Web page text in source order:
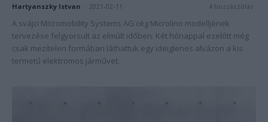
Hartyanszky Istvan 2021-02-11 4 hozzászólás
A svájci Micromobility Systems AG cég Microlino modelljének
tervezése felgyorsult az elmúlt időben. Két hónappal ezelőtt még
csak mezítelen formában láthattuk egy ideiglenes alvázon a kis
termetű elektromos járművet.